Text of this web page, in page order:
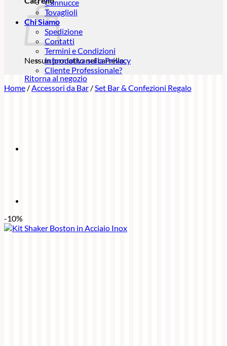
Nessun prodotto nel carrello.
Ritorna al negozio
Cannucce
Tovaglioli
Chi Siamo
Spedizione
Contatti
Termini e Condizioni
Informativa sulla Privacy
Cliente Professionale?
Home /Accessori da Bar /Set Bar & Confezioni Regalo
-10%